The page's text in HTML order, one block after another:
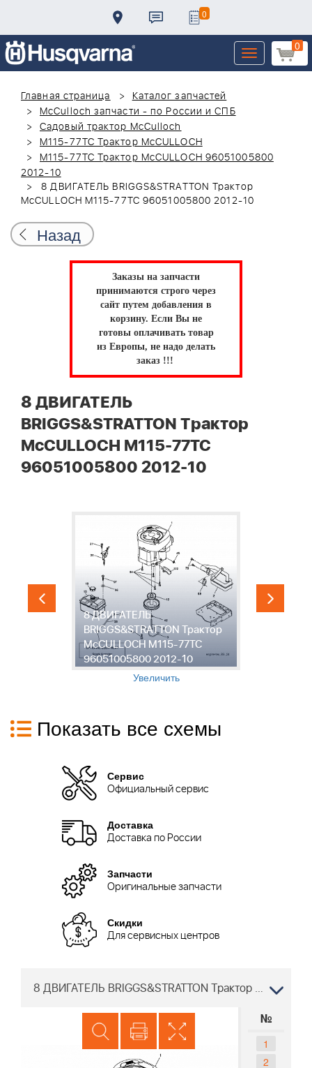
0
0
Toggle
navigation
Главная страница
Каталог запчастей
McCulloch запчасти - по России и СПБ
Садовый трактор McCulloch
M115-77TC Трактор McCULLOCH
M115-77TC Трактор McCULLOCH 96051005800
2012-10
8 ДВИГАТЕЛЬ BRIGGS&STRATTON Трактор
McCULLOCH M115-77TC 96051005800 2012-10
Назад
Заказы на запчасти
принимаются строго через
сайт путем добавления в
корзину. Если Вы не
готовы оплачивать товар
из Европы, не надо делать
заказ !!!
8 ДВИГАТЕЛЬ
BRIGGS&STRATTON Трактор
McCULLOCH M115-77TC
96051005800 2012-10
8 ДВИГАТЕЛЬ
BRIGGS&STRATTON Трактор
McCULLOCH M115-77TC
96051005800 2012-10
Увеличить
Показать все схемы
Сервис
Официальный сервис
Доставка
Доставка по России
Запчасти
Оригинальные запчасти
Скидки
Для сервисных центров
8 ДВИГАТЕЛЬ BRIGGS&STRATTON Трактор McCULLOCH M115-77TC 96051005800 2012-10
№
1
2